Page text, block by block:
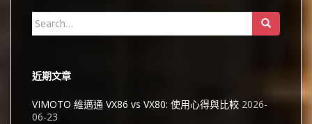
Search
for:
近期文章
VIMOTO 維邁通 VX86 vs VX80: 使用心得與比較 2026-
06-23